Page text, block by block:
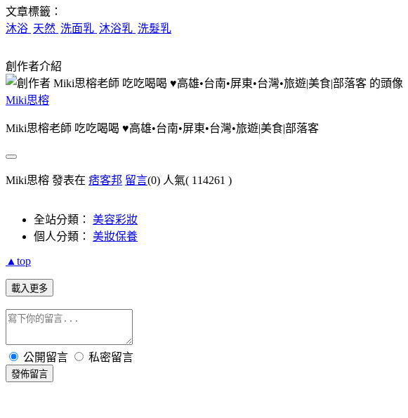
文章標籤：
沐浴 天然 洗面乳 沐浴乳 洗髮乳
創作者介紹
Miki思榕
Miki思榕老師 吃吃喝喝 ♥️高雄•台南•屏東•台灣•旅遊|美食|部落客
Miki思榕 發表在 痞客邦 留言(0) 人氣( 114261 )
全站分類： 美容彩妝
個人分類： 美妝保養
▲top
載入更多
公開留言 私密留言
發佈留言